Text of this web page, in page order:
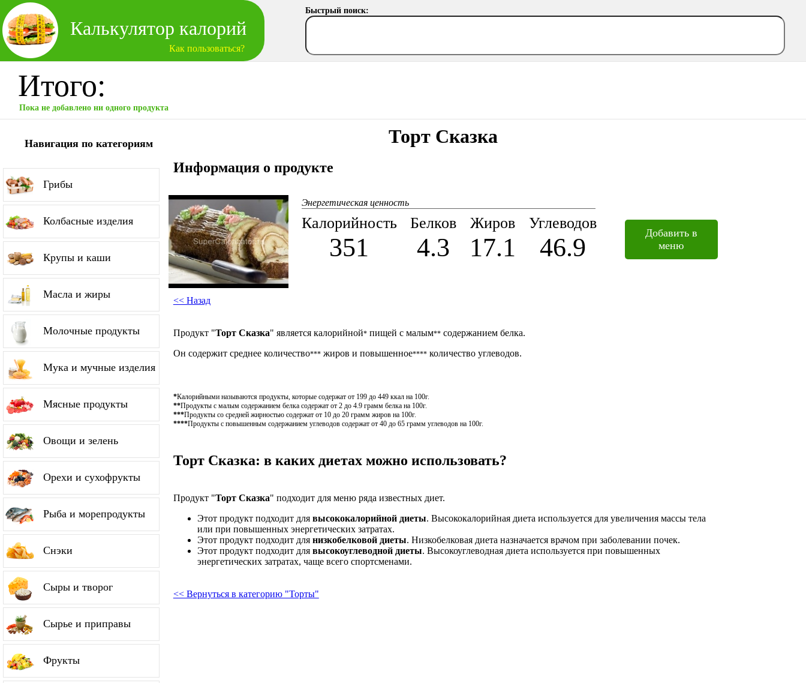
Калькулятор калорий
Как пользоваться?
Быстрый поиск:
Итого:
Пока не добавлено ни одного продукта
Навигация по категориям
Грибы
Колбасные изделия
Крупы и каши
Масла и жиры
Молочные продукты
Мука и мучные изделия
Мясные продукты
Овощи и зелень
Орехи и сухофрукты
Рыба и морепродукты
Снэки
Сыры и творог
Сырье и приправы
Фрукты
Торт Сказка
Информация о продукте
Калорийность
Энергетическая ценность
351
Белков
4.3
Жиров
17.1
Углеводов
46.9
Добавить в
меню
<< Назад
Продукт "Торт Сказка" является калорийной*пищей с малым**содержанием белка.
Он содержит среднее количество***жиров и повышенное****количество углеводов.
*Калорийными называются продукты, которые содержат от 199 до 449 ккал на 100г.
**Продукты с малым содержанием белка содержат от 2 до 4.9 грамм белка на 100г.
***Продукты со средней жирностью содержат от 10 до 20 грамм жиров на 100г.
****Продукты с повышенным содержанием углеводов содержат от 40 до 65 грамм углеводов на 100г.
Торт Сказка: в каких диетах можно использовать?
Продукт "Торт Сказка" подходит для меню ряда известных диет.
Этот продукт подходит для высококалорийной диеты. Высококалорийная диета используется для увеличения массы тела
или при повышенных энергетических затратах.
Этот продукт подходит для низкобелковой диеты. Низкобелковая диета назначается врачом при заболевании почек.
Этот продукт подходит для высокоуглеводной диеты. Высокоуглеводная диета используется при повышенных
энергетических затратах, чаще всего спортсменами.
<< Вернуться в категорию "Торты"